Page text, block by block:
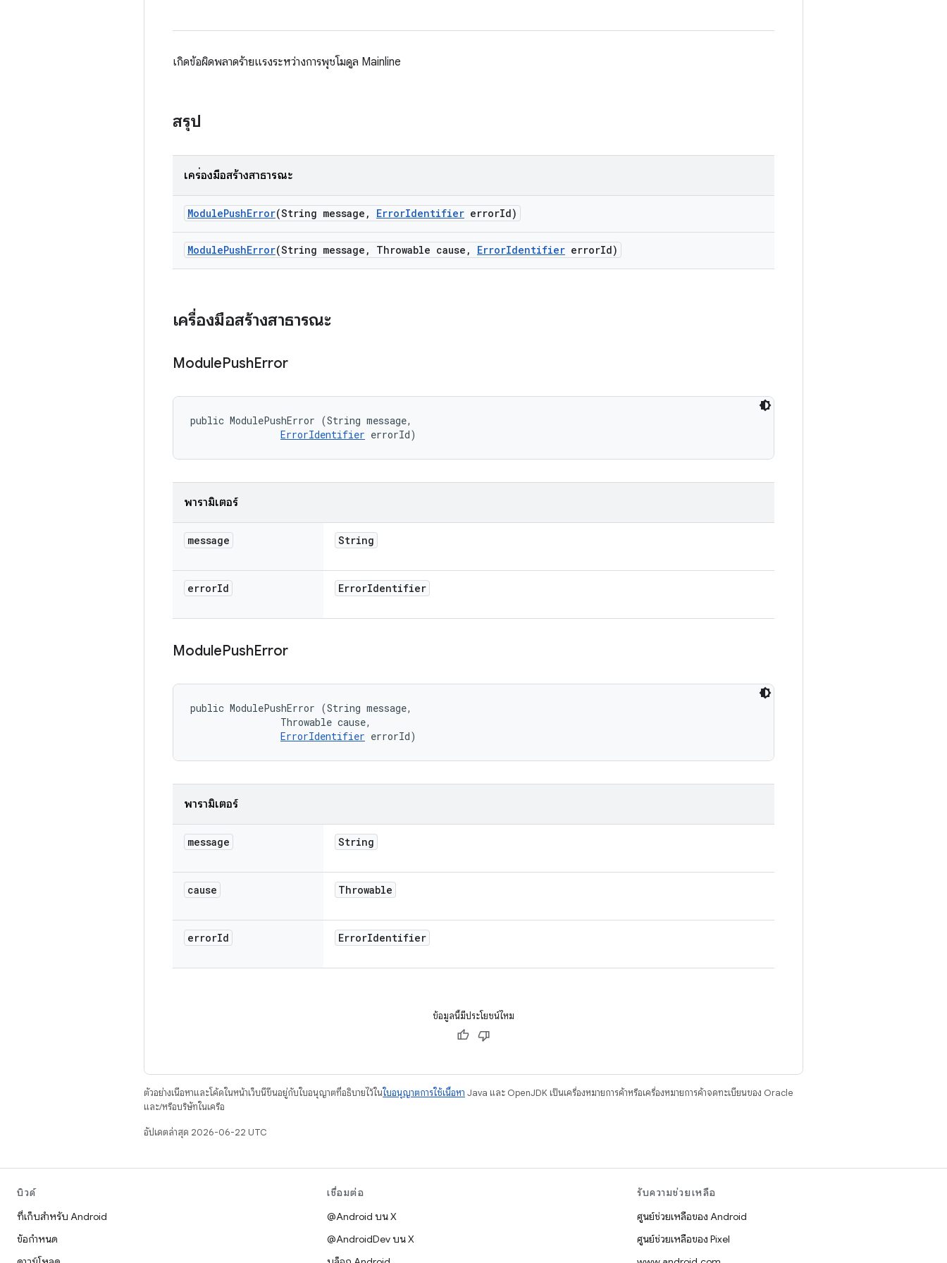
เกิดข้อผิดพลาดร้ายแรงระหว่างการพุชโมดูล Mainline
สรุป
เครื่องมือสร้างสาธารณะ
ModulePushError(String message , ErrorIdentifier errorId)
ModulePushError(String message , Throwable cause , ErrorIdentifier errorId)
เครื่องมือสร้างสาธารณะ
ModulePushError
public ModulePushError (String message,
ErrorIdentifier errorId)
พารามิเตอร์
message String
errorId ErrorIdentifier
ModulePushError
public ModulePushError (String message,
                Throwable cause,
ErrorIdentifier errorId)
พารามิเตอร์
message String
cause Throwable
errorId ErrorIdentifier
ข้อมูลนี้มีประโยชน์ไหม
ตัวอย่างเนื้อหาและโค้ดในหน้าเว็บนี้ขึ้นอยู่กับใบอนุญาตที่อธิบายไว้ในใบอนุญาตการใช้เนื้อหา Java และ OpenJDK เป็นเครื่องหมายการค้าหรือเครื่องหมายการค้าจดทะเบียนของ Oracle
และ/หรือบริษัทในเครือ
อัปเดตล่าสุด 2026-06-22 UTC
บิวด์
ที่เก็บสำหรับ Android
ข้อกำหนด
เชื่อมต่อ
@Android บน X
@AndroidDev บน X
รับความช่วยเหลือ
ศูนย์ช่วยเหลือของ Android
ศูนย์ช่วยเหลือของ Pixel